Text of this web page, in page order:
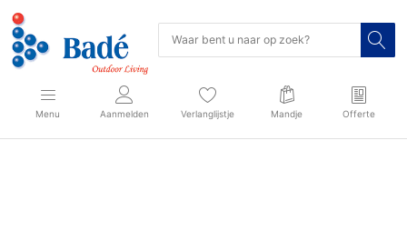
Menu Aanmelden Verlanglijstje Mandje Offerte